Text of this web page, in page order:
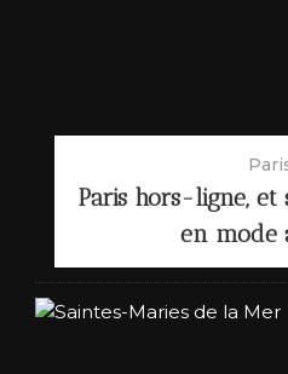
Paris hors-ligne, et
en mode